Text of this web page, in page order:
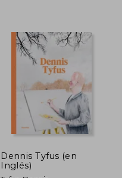
Dennis Tyfus (en
Inglés)